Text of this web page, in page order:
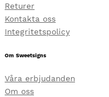
Returer
Kontakta oss
Integritetspolicy
Om Sweetsigns
Våra erbjudanden
Om oss